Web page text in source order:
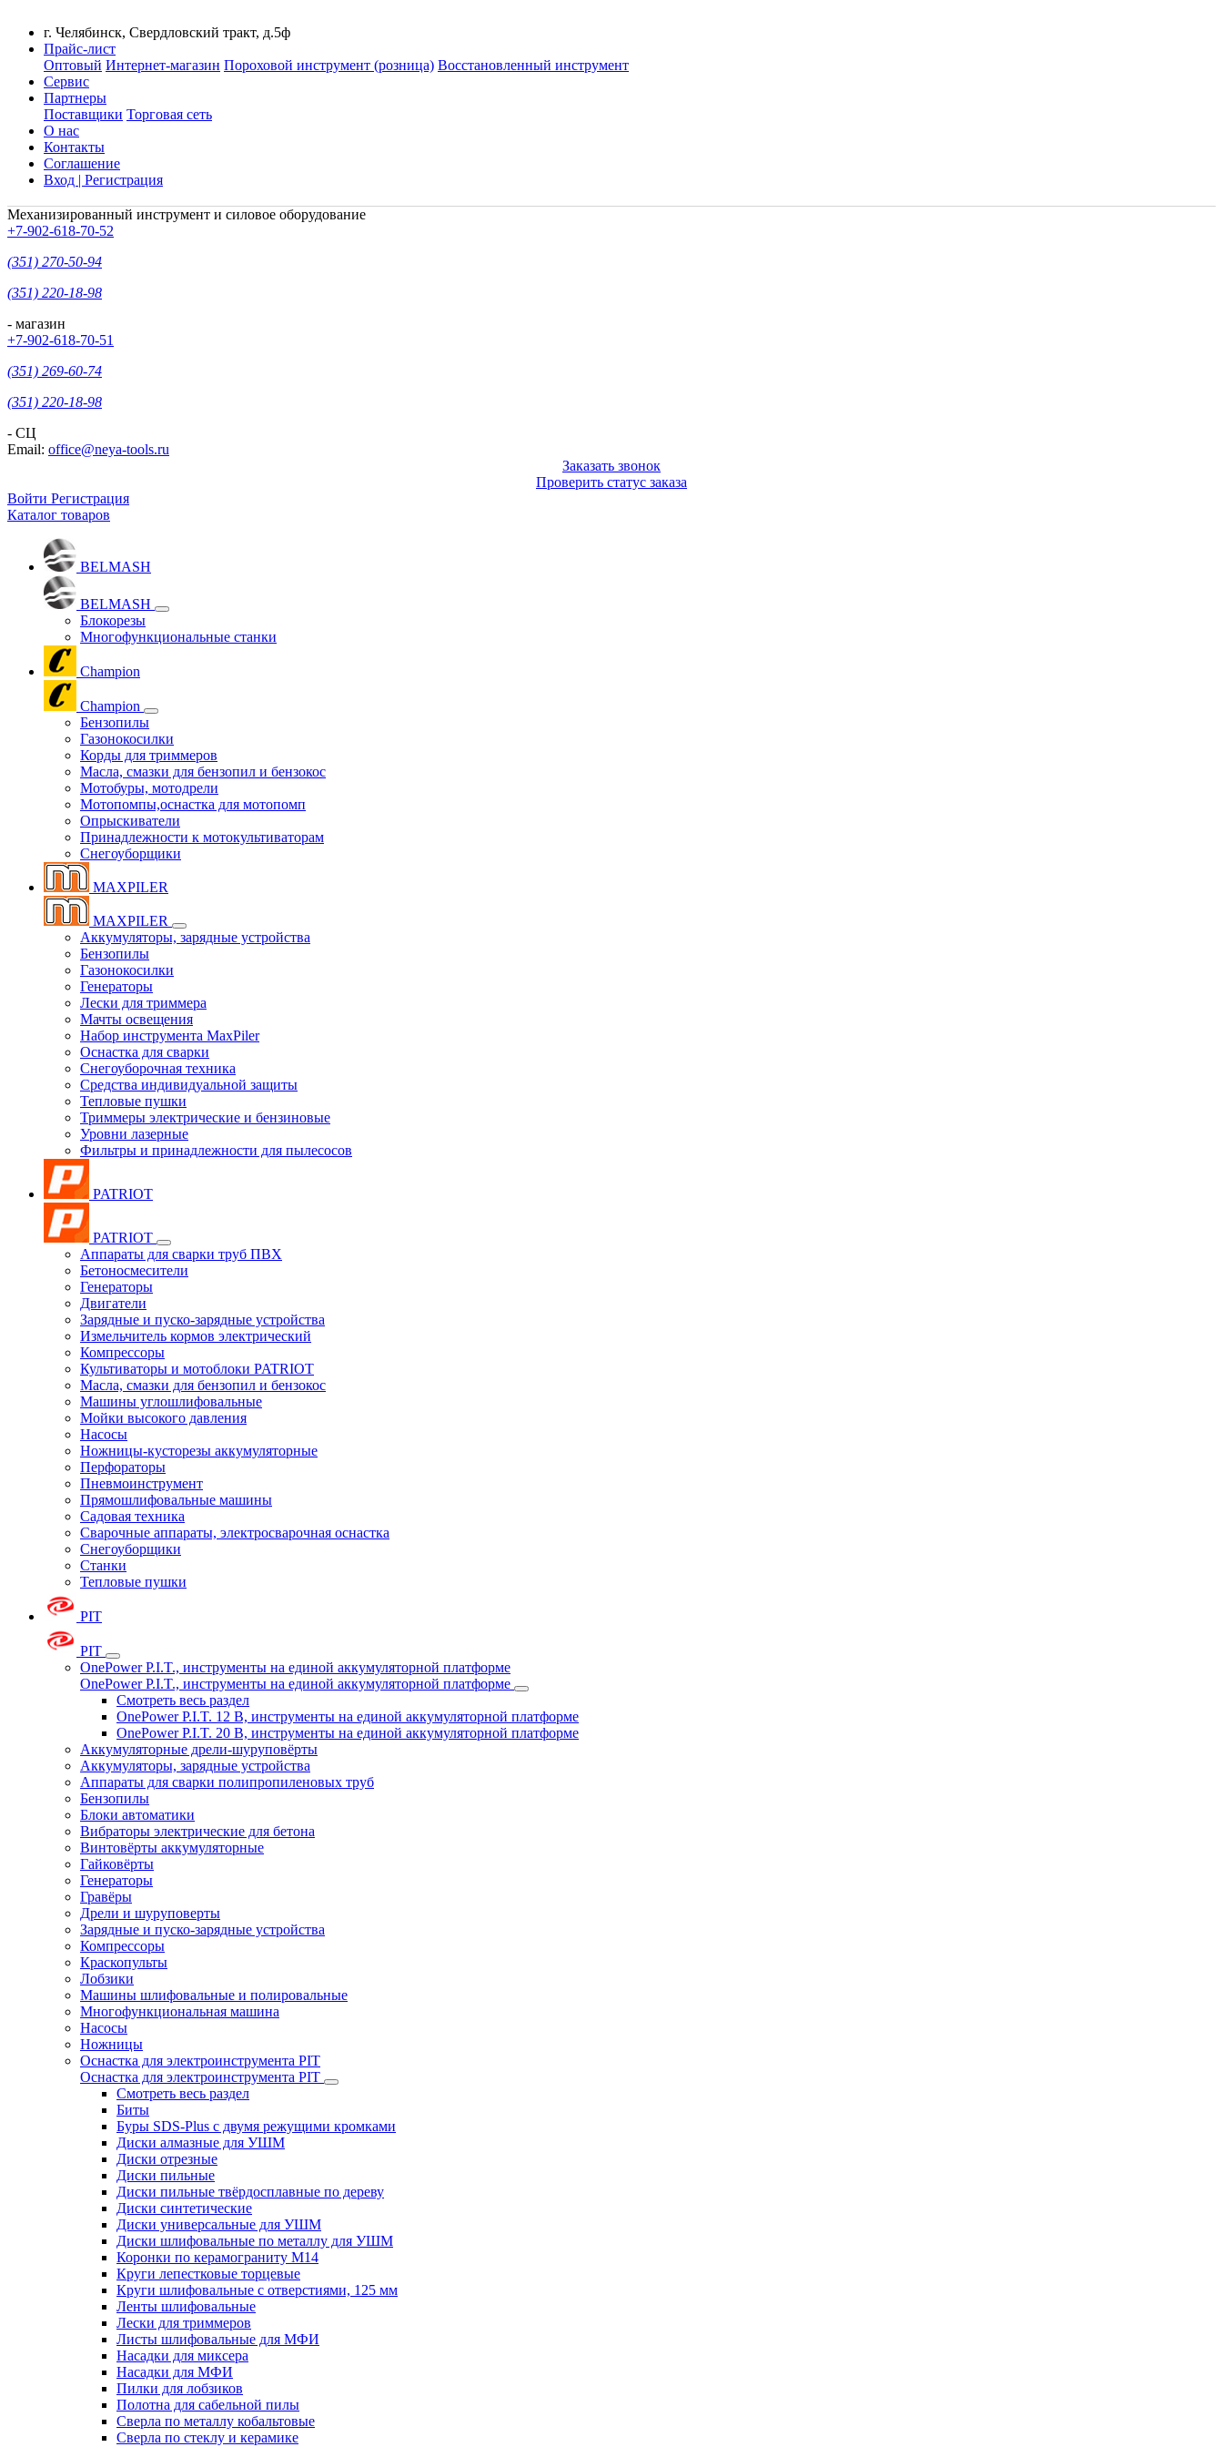
г. Челябинск, Свердловский тракт, д.5ф
Прайс-лист
Оптовый Интернет-магазин Пороховой инструмент (розница) Восстановленный инструмент
Сервис
Партнеры
Поставщики Торговая сеть
О нас
Контакты
Соглашение
Вход | Регистрация
Механизированный инструмент и силовое оборудование
+7-902-618-70-52
(351) 270-50-94
(351) 220-18-98
- магазин
+7-902-618-70-51
(351) 269-60-74
(351) 220-18-98
- СЦ
Email: office@neya-tools.ru
Заказать звонок
Проверить статус заказа
Войти Регистрация
Каталог товаров
BELMASH
BELMASH
Блокорезы
Многофункциональные станки
Champion
Champion
Бензопилы
Газонокосилки
Корды для триммеров
Масла, смазки для бензопил и бензокос
Мотобуры, мотодрели
Мотопомпы,оснастка для мотопомп
Опрыскиватели
Принадлежности к мотокультиваторам
Снегоуборщики
MAXPILER
MAXPILER
Аккумуляторы, зарядные устройства
Бензопилы
Газонокосилки
Генераторы
Лески для триммера
Мачты освещения
Набор инструмента MaxPiler
Оснастка для сварки
Снегоуборочная техника
Средства индивидуальной защиты
Тепловые пушки
Триммеры электрические и бензиновые
Уровни лазерные
Фильтры и принадлежности для пылесосов
PATRIOT
PATRIOT
Аппараты для сварки труб ПВХ
Бетоносмесители
Генераторы
Двигатели
Зарядные и пуско-зарядные устройства
Измельчитель кормов электрический
Компрессоры
Культиваторы и мотоблоки PATRIOT
Масла, смазки для бензопил и бензокос
Машины углошлифовальные
Мойки высокого давления
Насосы
Ножницы-кусторезы аккумуляторные
Перфораторы
Пневмоинструмент
Прямошлифовальные машины
Садовая техника
Сварочные аппараты, электросварочная оснастка
Снегоуборщики
Станки
Тепловые пушки
PIT
PIT
OnePower P.I.T., инструменты на единой аккумуляторной платформе
OnePower P.I.T., инструменты на единой аккумуляторной платформе
Смотреть весь раздел
OnePower P.I.T. 12 В, инструменты на единой аккумуляторной платформе
OnePower P.I.T. 20 В, инструменты на единой аккумуляторной платформе
Аккумуляторные дрели-шуруповёрты
Аккумуляторы, зарядные устройства
Аппараты для сварки полипропиленовых труб
Бензопилы
Блоки автоматики
Вибраторы электрические для бетона
Винтовёрты аккумуляторные
Гайковёрты
Генераторы
Гравёры
Дрели и шуруповерты
Зарядные и пуско-зарядные устройства
Компрессоры
Краскопульты
Лобзики
Машины шлифовальные и полировальные
Многофункциональная машина
Насосы
Ножницы
Оснастка для электроинструмента PIT
Оснастка для электроинструмента PIT
Смотреть весь раздел
Биты
Буры SDS-Plus c двумя режущими кромками
Диски алмазные для УШМ
Диски отрезные
Диски пильные
Диски пильные твёрдосплавные по дереву
Диски синтетические
Диски универсальные для УШМ
Диски шлифовальные по металлу для УШМ
Коронки по керамограниту M14
Круги лепестковые торцевые
Круги шлифовальные с отверстиями, 125 мм
Ленты шлифовальные
Лески для триммеров
Листы шлифовальные для МФИ
Насадки для миксера
Насадки для МФИ
Пилки для лобзиков
Полотна для сабельной пилы
Сверла по металлу кобальтовые
Сверла по стеклу и керамике